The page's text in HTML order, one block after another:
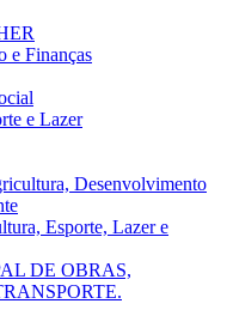
e Finanças
e Lazer
Desenvolvimento
Esporte, Lazer e
DE OBRAS,